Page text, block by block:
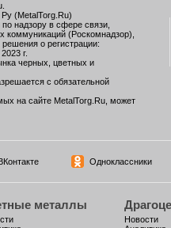
(MetalTorg.Ru)
надзору в сфере связи,
коммуникаций (Роскомнадзор),
о регистрации:
г.
черных, цветных и
с обязательной
на сайте MetalTorg.Ru, может
Одноклассники
металлы
Новости